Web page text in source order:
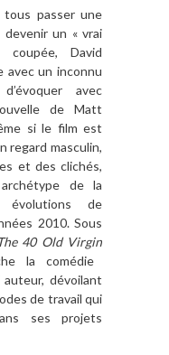
passer une
un « vrai
coupée, David
avec un inconnu
avec
de Matt
me si le film est
regard masculin,
et des clichés,
de la
évolutions de
2010. Sous
40 Old Virgin
la comédie
dévoilant
de travail qui
ses projets